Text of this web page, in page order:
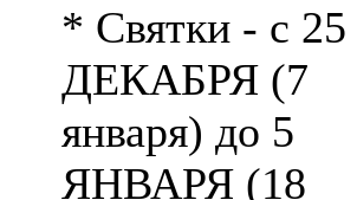
* Святки - с 25
ДЕКАБРЯ (7
января) до 5
ЯНВАРЯ (18